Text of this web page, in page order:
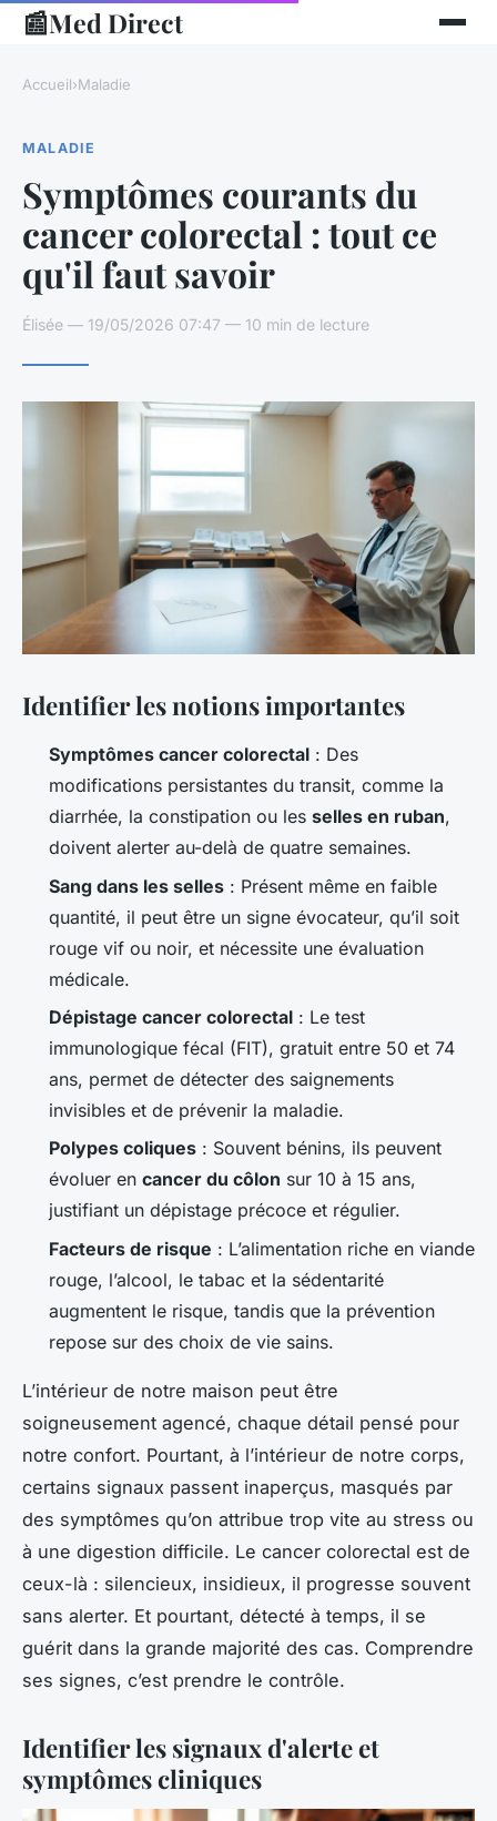
📰Med Direct
Accueil›Maladie
MALADIE
Symptômes courants du
cancer colorectal : tout ce
qu'il faut savoir
Élisée — 19/05/2026 07:47 — 10 min de lecture
Identifier les notions importantes
Symptômes cancer colorectal : Des
modifications persistantes du transit, comme la
diarrhée, la constipation ou les selles en ruban,
doivent alerter au-delà de quatre semaines.
Sang dans les selles : Présent même en faible
quantité, il peut être un signe évocateur, qu’il soit
rouge vif ou noir, et nécessite une évaluation
médicale.
Dépistage cancer colorectal : Le test
immunologique fécal (FIT), gratuit entre 50 et 74
ans, permet de détecter des saignements
invisibles et de prévenir la maladie.
Polypes coliques : Souvent bénins, ils peuvent
évoluer en cancer du côlon sur 10 à 15 ans,
justifiant un dépistage précoce et régulier.
Facteurs de risque : L’alimentation riche en viande
rouge, l’alcool, le tabac et la sédentarité
augmentent le risque, tandis que la prévention
repose sur des choix de vie sains.
L’intérieur de notre maison peut être
soigneusement agencé, chaque détail pensé pour
notre confort. Pourtant, à l’intérieur de notre corps,
certains signaux passent inaperçus, masqués par
des symptômes qu’on attribue trop vite au stress ou
à une digestion difficile. Le cancer colorectal est de
ceux-là : silencieux, insidieux, il progresse souvent
sans alerter. Et pourtant, détecté à temps, il se
guérit dans la grande majorité des cas. Comprendre
ses signes, c’est prendre le contrôle.
Identifier les signaux d'alerte et
symptômes cliniques